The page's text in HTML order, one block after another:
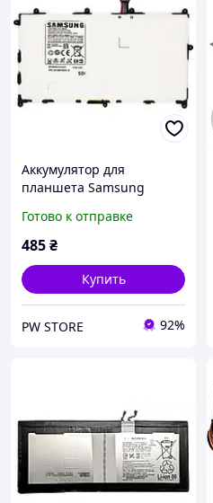
Аккумулятор для
планшета Samsung
P7310 P7320 ( SP368487A )
DNS
Готово к отправке
485₴
Купить
PW STORE 92%